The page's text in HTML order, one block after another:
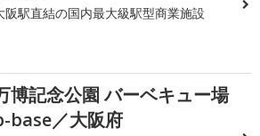
阪駅直結の国内最大級駅型商業施設
博記念公園 バーベキュー場
base／大阪府